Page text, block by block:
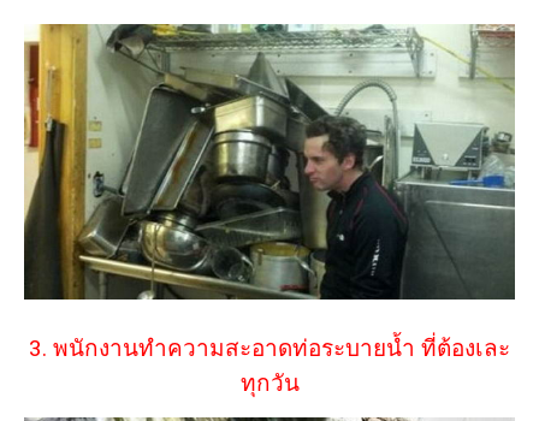
3. พนักงานทำความสะอาดท่อระบายน้ำ ที่ต้องเละ
ทุกวัน